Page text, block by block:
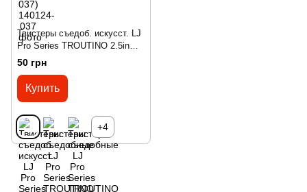
Твистеры съедоб. искусст. LJ
Pro Series TROUTINO 2.5in
(06.30)/101 8шт.
50 грн
Купить
+4